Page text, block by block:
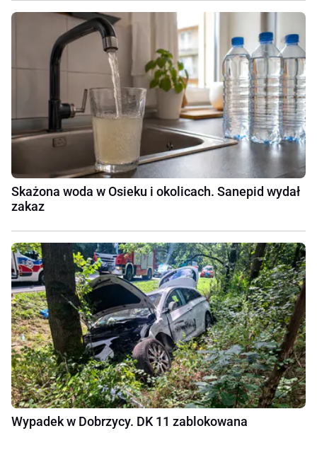
Skażona woda w Osieku i okolicach. Sanepid wydał
zakaz
Wypadek w Dobrzycy. DK 11 zablokowana